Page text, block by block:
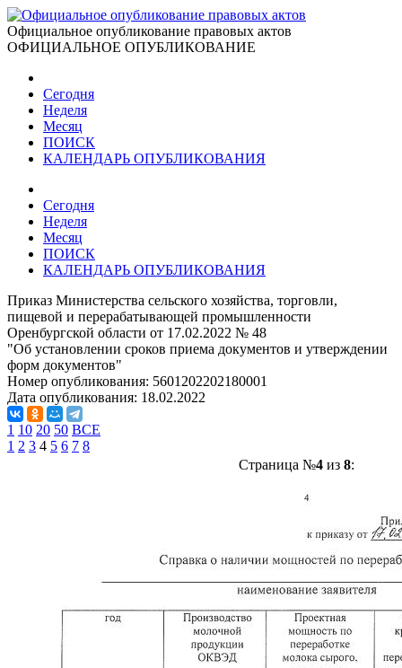
Официальное опубликование правовых актов
ОФИЦИАЛЬНОЕ ОПУБЛИКОВАНИЕ
Сегодня
Неделя
Месяц
ПОИСК
КАЛЕНДАРЬ ОПУБЛИКОВАНИЯ
Сегодня
Неделя
Месяц
ПОИСК
КАЛЕНДАРЬ ОПУБЛИКОВАНИЯ
Приказ Министерства сельского хозяйства, торговли,
пищевой и перерабатывающей промышленности
Оренбургской области от 17.02.2022 № 48
"Об установлении сроков приема документов и утверждении
форм документов"
Номер опубликования: 5601202202180001
Дата опубликования: 18.02.2022
1 10 20 50 ВСЕ
1 2 3 4 5 6 7 8
Страница №4 из 8: